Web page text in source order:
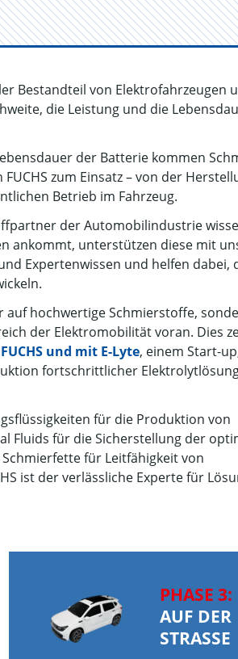
Bestandteil von Elektrofahrzeugen
die Leistung und die
der Batterie kommen
zum Einsatz – von der
Betrieb im Fahrzeug.
der Automobilindustrie
ankommt, unterstützen diese mit
Expertenwissen und helfen dabei,
auf hochwertige Schmierstoffe,
der Elektromobilität voran. Dies
und mit E-Lyte, einem Start-
fortschrittlicher
für die Produktion von
Fluids für die Sicherstellung der
für Leitfähigkeit von
ist der verlässliche Experte für
PHASE 3:
AUF DER
STRASSE